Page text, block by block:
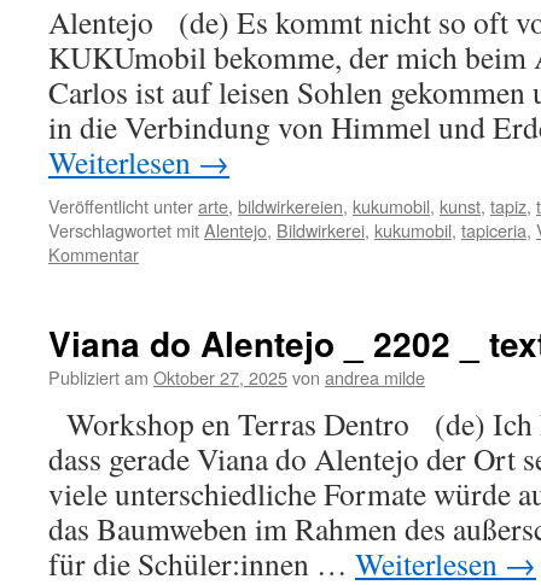
Alentejo (de) Es kommt nicht so oft
KUKUmobil bekomme, der mich beim
Carlos ist auf leisen Sohlen
in die Verbindung von Himmel und
Weiterlesen →
Veröffentlicht unterarte, bildwirkereien, kukumobil, kunst, tapiz,
Verschlagwortet mitAlentejo, Bildwirkerei, kukumobil, tapiceria,
Kommentar
Viana do Alentejo _ 2202 _
Publiziert am Oktober 27, 2025von andrea milde
Workshop en Terras Dentro (de) Ich
dass gerade Viana do Alentejo der Ort
viele unterschiedliche Formate würde
das Baumweben im Rahmen des
für die Schüler:innen … Weiterlesen →